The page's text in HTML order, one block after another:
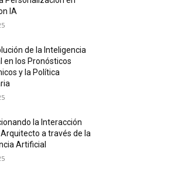
IA
de la Inteligencia
en los Pronósticos
y la Política
la Interacción
a través de la
Artificial